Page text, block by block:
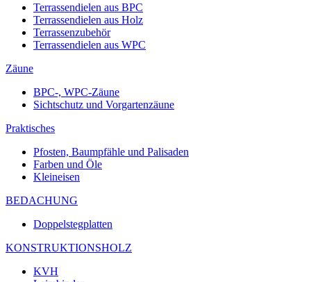
Terrassendielen aus BPC
Terrassendielen aus Holz
Terrassenzubehör
Terrassendielen aus WPC
Zäune
BPC-, WPC-Zäune
Sichtschutz und Vorgartenzäune
Praktisches
Pfosten, Baumpfähle und Palisaden
Farben und Öle
Kleineisen
BEDACHUNG
Doppelstegplatten
KONSTRUKTIONSHOLZ
KVH